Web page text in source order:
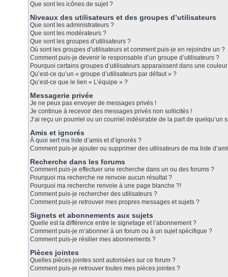
Que sont les icônes de sujet ?
Niveaux des utilisateurs et des groupes d’utilisateurs
Que sont les administrateurs ?
Que sont les modérateurs ?
Que sont les groupes d’utilisateurs ?
Où sont les groupes d’utilisateurs et comment puis-je en rejoindre un ?
Comment puis-je devenir le responsable d’un groupe d’utilisateurs ?
Pourquoi certains groupes d’utilisateurs apparaissent dans une
Qu’est-ce qu’un « groupe d’utilisateurs par défaut » ?
Qu’est-ce que le lien « L’équipe » ?
Messagerie privée
Je ne peux pas envoyer de messages privés !
Je continue à recevoir des messages privés non sollicités !
J’ai reçu un pourriel ou un courriel indésirable de la part de quelqu’un
Amis et ignorés
À quoi sert ma liste d’amis et d’ignorés ?
Comment puis-je ajouter ou supprimer des utilisateurs de ma liste
Recherche dans les forums
Comment puis-je effectuer une recherche dans un ou des forums ?
Pourquoi ma recherche ne renvoie aucun résultat ?
Pourquoi ma recherche renvoie à une page blanche ?!
Comment puis-je rechercher des utilisateurs ?
Comment puis-je retrouver mes propres messages et sujets ?
Signets et abonnements aux sujets
Quelle est la différence entre le signetage et l’abonnement ?
Comment puis-je m’abonner à un forum ou à un sujet spécifique ?
Comment puis-je résilier mes abonnements ?
Pièces jointes
Quelles pièces jointes sont autorisées sur ce forum ?
Comment puis-je retrouver toutes mes pièces jointes ?